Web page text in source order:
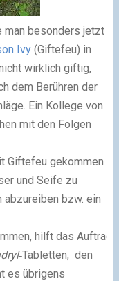
man besonders jetzt
Ivy(Giftefeu) in
wirklich giftig,
dem Berühren der
Ein Kollege von
mit den Folgen
Giftefeu gekommen
und Seife zu
abzureiben bzw. ein
hilft das
‐Tabletten, den
es übrigens